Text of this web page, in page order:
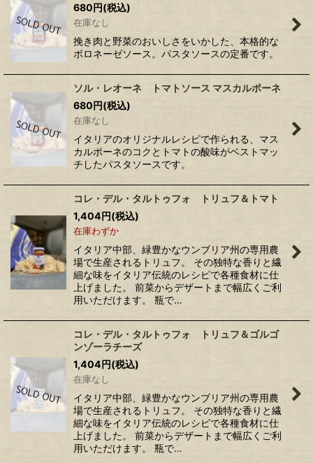
680円(税込)
在庫なし
挽き肉と野菜のおいしさをいかした、本格的な
ボロネーゼソース。パスタソースの定番です。
ソル・レオーネ トマトソース マスカルポーネ
680円(税込)
在庫なし
イタリアのオリジナルレシピで作られる、マス
カルポーネのコクとトマトの酸味がベストマッ
チしたパスタソースです。
コレ・デル・タルトゥフォ トリュフ＆トマト
1,404円(税込)
在庫わずか
イタリア中部、緑豊かなウンブリア州の専用農
場で生産されるトリュフ。 その独特な香りと繊
細な味をイタリア伝統のレシピで各種食材に仕
上げました。 前菜からデザートまで幅広くご利
用いただけます。 瓶で…
コレ・デル・タルトゥフォ トリュフ＆ゴルゴ
ンゾーラチーズ
1,404円(税込)
在庫なし
イタリア中部、緑豊かなウンブリア州の専用農
場で生産されるトリュフ。 その独特な香りと繊
細な味をイタリア伝統のレシピで各種食材に仕
上げました。 前菜からデザートまで幅広くご利
用いただけます。 瓶で…